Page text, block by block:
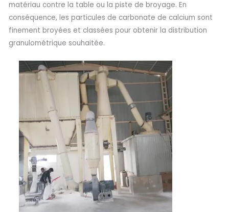
matériau contre la table ou la piste de broyage. En
conséquence, les particules de carbonate de calcium sont
finement broyées et classées pour obtenir la distribution
granulométrique souhaitée.